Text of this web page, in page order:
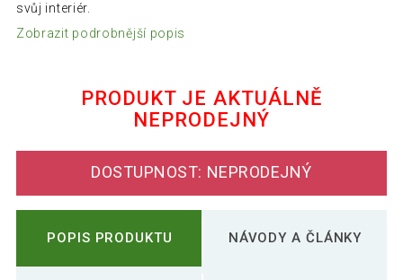
svůj interiér.
Zobrazit podrobnější popis
PRODUKT JE AKTUÁLNĚ
NEPRODEJNÝ
DOSTUPNOST: NEPRODEJNÝ
POPIS PRODUKTU NÁVODY A ČLÁNKY